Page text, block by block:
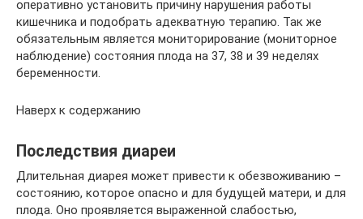
оперативно установить причину нарушения работы
кишечника и подобрать адекватную терапию. Так же
обязательным является мониторирование (мониторное
наблюдение) состояния плода на 37, 38 и 39 неделях
беременности.
Наверх к содержанию
Последствия диареи
Длительная диарея может привести к обезвоживанию –
состоянию, которое опасно и для будущей матери, и для
плода. Оно проявляется выраженной слабостью,